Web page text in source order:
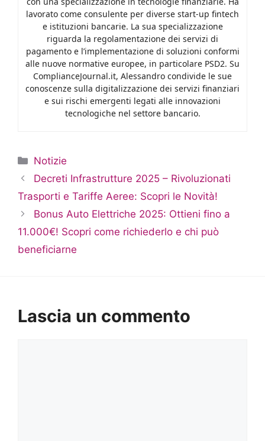
lavorato come consulente per diverse start-up fintech
e istituzioni bancarie. La sua specializzazione
riguarda la regolamentazione dei servizi di
pagamento e l’implementazione di soluzioni conformi
alle nuove normative europee, in particolare PSD2. Su
ComplianceJournal.it, Alessandro condivide le sue
conoscenze sulla digitalizzazione dei servizi finanziari
e sui rischi emergenti legati alle innovazioni
tecnologiche nel settore bancario.
Categorie
Notizie
Decreti Infrastrutture 2025 – Rivoluzionati
Trasporti e Tariffe Aeree: Scopri le Novità!
Bonus Auto Elettriche 2025: Ottieni fino a
11.000€! Scopri come richiederlo e chi può
beneficiarne
Lascia un commento